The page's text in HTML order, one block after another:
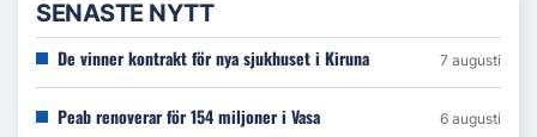
SENASTE NYTT
De vinner kontrakt för nya sjukhuset i Kiruna 7 augusti
Peab renoverar för 154 miljoner i Vasa 6 augusti